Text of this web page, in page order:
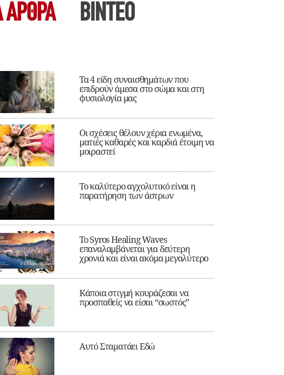
ΆΡΘΡΑ ΒΙΝΤΕΟ
Τα 4 είδη συναισθημάτων που
επιδρούν άμεσα στο σώμα και στη
φυσιολογία μας
Οι σχέσεις θέλουν χέρια ενωμένα,
ματιές καθαρές και καρδιά έτοιμη να
μοιραστεί
Το καλύτερο αγχολυτικό είναι η
παρατήρηση των άστρων
Το Syros Healing Waves
επαναλαμβάνεται για δεύτερη
χρονιά και είναι ακόμα μεγαλύτερο
Κάποια στιγμή κουράζεσαι να
προσπαθείς να είσαι “σωστός”
Αυτό Σταματάει Εδώ